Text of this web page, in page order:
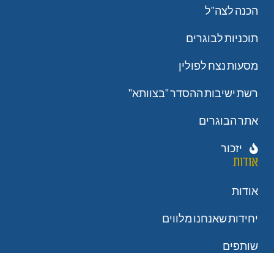
הכנה לצה"ל
תוכניות לבוגרים
מסעות נצח לפולין
רשת ישיבות ההסדר "בצוותא"
אתר הבוגרים
יזכור
אודות
אודות
יחידות שאנחנו מלווים
שותפים